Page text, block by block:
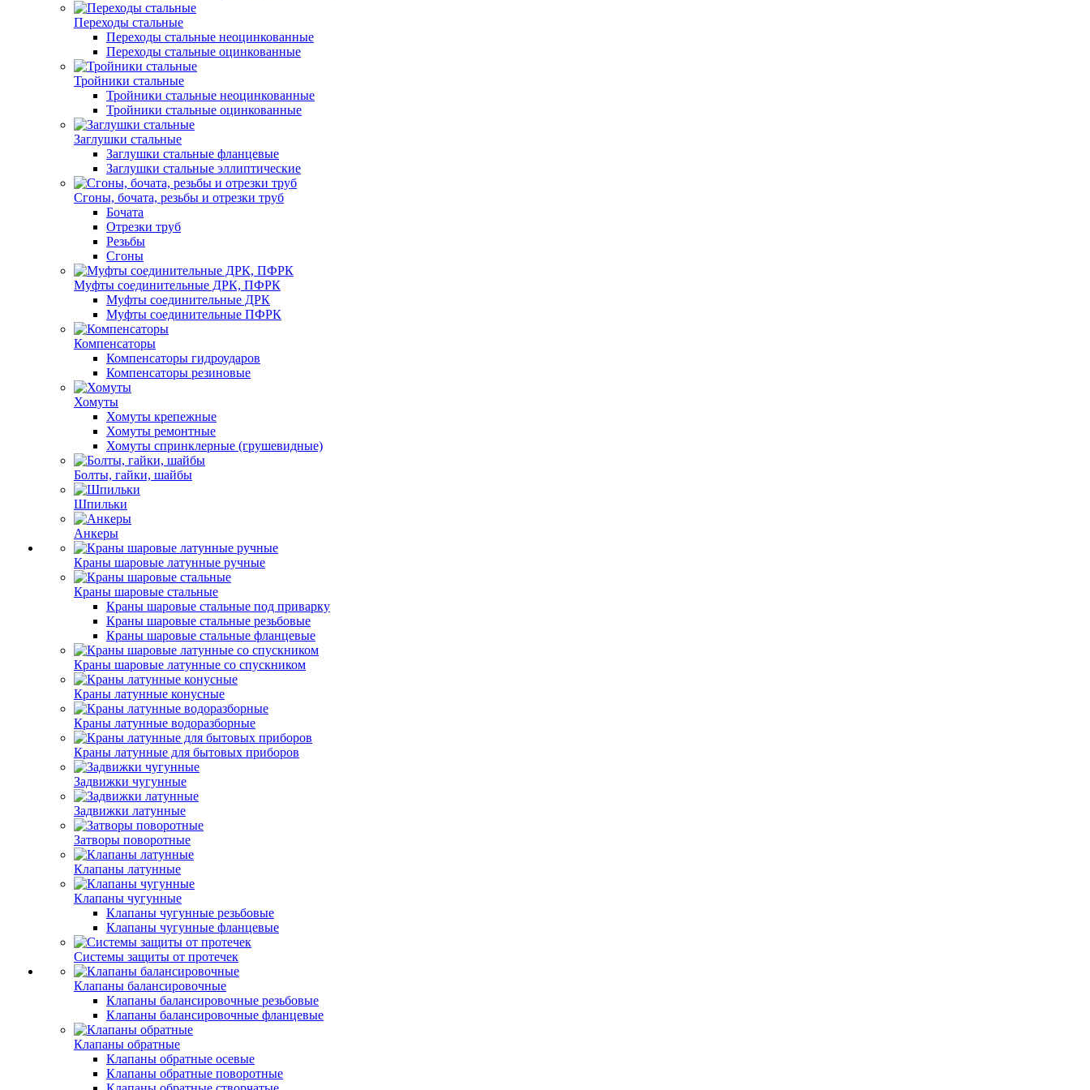
Переходы стальные
Переходы стальные неоцинкованные
Переходы стальные оцинкованные
Тройники стальные
Тройники стальные неоцинкованные
Тройники стальные оцинкованные
Заглушки стальные
Заглушки стальные фланцевые
Заглушки стальные эллиптические
Сгоны, бочата, резьбы и отрезки труб
Бочата
Отрезки труб
Резьбы
Сгоны
Муфты соединительные ДРК, ПФРК
Муфты соединительные ДРК
Муфты соединительные ПФРК
Компенсаторы
Компенсаторы гидроударов
Компенсаторы резиновые
Хомуты
Хомуты крепежные
Хомуты ремонтные
Хомуты спринклерные (грушевидные)
Болты, гайки, шайбы
Шпильки
Анкеры
Краны шаровые латунные ручные
Краны шаровые стальные
Краны шаровые стальные под приварку
Краны шаровые стальные резьбовые
Краны шаровые стальные фланцевые
Краны шаровые латунные со спускником
Краны латунные конусные
Краны латунные водоразборные
Краны латунные для бытовых приборов
Задвижки чугунные
Задвижки латунные
Затворы поворотные
Клапаны латунные
Клапаны чугунные
Клапаны чугунные резьбовые
Клапаны чугунные фланцевые
Системы защиты от протечек
Клапаны балансировочные
Клапаны балансировочные резьбовые
Клапаны балансировочные фланцевые
Клапаны обратные
Клапаны обратные осевые
Клапаны обратные поворотные